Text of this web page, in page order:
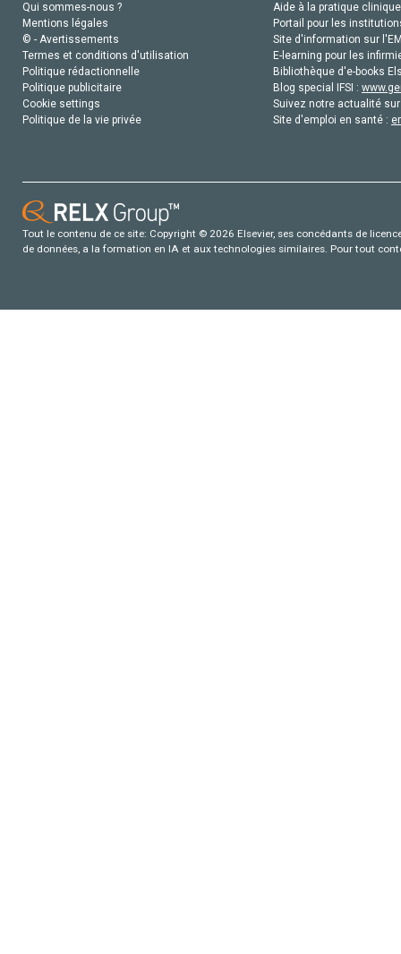
Qui sommes-nous ?
Mentions légales
© - Avertissements
Termes et conditions d'utilisation
Politique rédactionnelle
Politique publicitaire
Cookie settings
Politique de la vie privée
Aide à la pratique
Portail pour les
Site d'information sur
E-learning pour les
Bibliothèque d'e-books
Blog special IFSI :
Suivez notre actualité
Site d'emploi en santé :
Tout le contenu de ce site: Copyright © 2026 Elsevier, ses concédants de
de données, a la formation en IA et aux technologies similaires. Pour tout